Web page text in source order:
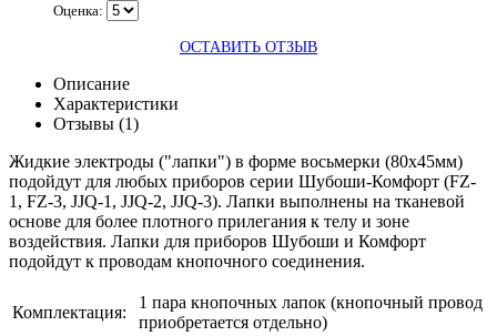
Оценка:
ОСТАВИТЬ ОТЗЫВ
Описание
Характеристики
Отзывы (1)
Жидкие электроды ("лапки") в форме восьмерки (80x45мм)
подойдут для любых приборов серии Шубоши-Комфорт (FZ-
1, FZ-3, JJQ-1, JJQ-2, JJQ-3). Лапки выполнены на тканевой
основе для более плотного прилегания к телу и зоне
воздействия. Лапки для приборов Шубоши и Комфорт
подойдут к проводам кнопочного соединения.
Комплектация:
1 пара кнопочных лапок (кнопочный провод
приобретается отдельно)